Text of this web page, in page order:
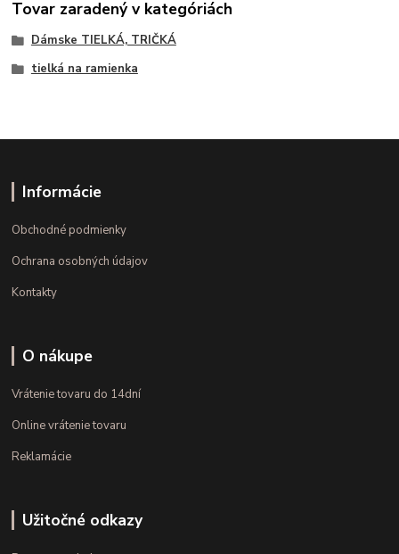
Tovar zaradený v kategóriách
Dámske TIELKÁ, TRIČKÁ
tielká na ramienka
Informácie
Obchodné podmienky
Ochrana osobných údajov
Kontakty
O nákupe
Vrátenie tovaru do 14dní
Online vrátenie tovaru
Reklamácie
Užitočné odkazy